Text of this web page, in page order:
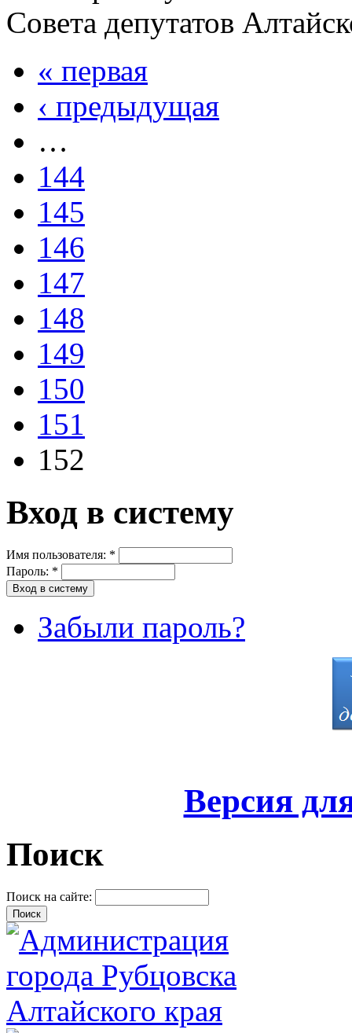
Совета депутатов
« первая
‹ предыдущая
…
144
145
146
147
148
149
150
151
152
Вход в систему
Имя пользователя: *
Пароль: *
Забыли пароль?
Версия
Поиск
Поиск на сайте: